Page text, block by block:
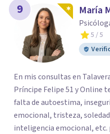
9 María
5 / 5
En mis consultas en
Príncipe Felipe 51 y Online
falta de autoestima,
emocional, tristeza,
inteligencia emocional, etc.